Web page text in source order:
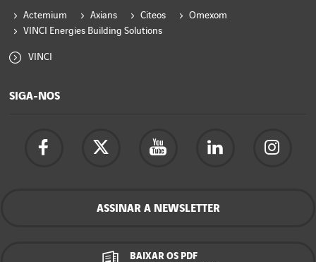
Actemium Axians Citeos
Omexom
VINCI Energies Building Solutions
VINCI
SIGA-NOS
ASSINAR A NEWSLETTER
BAIXAR OS PDF